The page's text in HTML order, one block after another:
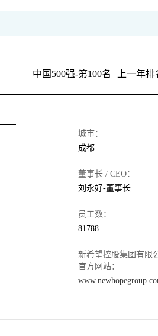
中国500强-第100名 上一年
城市：
成都
董事长 / CEO：
刘永好-董事长
员工数：
81788
新希望控股集团有限
官方网站：